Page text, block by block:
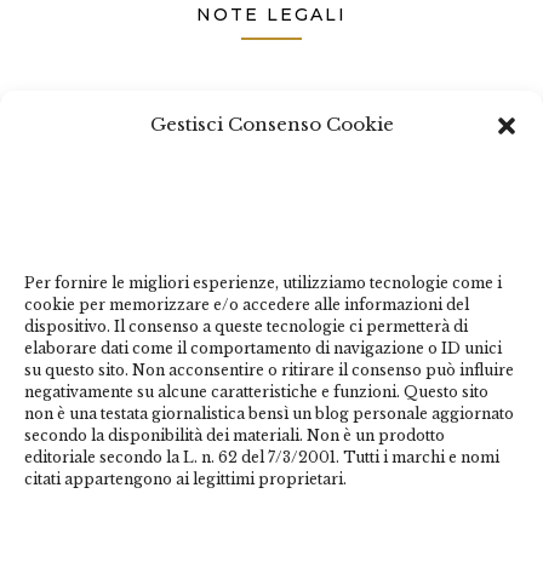
Gestisci Consenso Cookie
Per fornire le migliori esperienze, utilizziamo tecnologie come i
cookie per memorizzare e/o accedere alle informazioni del
dispositivo. Il consenso a queste tecnologie ci permetterà di
elaborare dati come il comportamento di navigazione o ID unici
su questo sito. Non acconsentire o ritirare il consenso può influire
negativamente su alcune caratteristiche e funzioni. Questo sito
non è una testata giornalistica bensì un blog personale aggiornato
secondo la disponibilità dei materiali. Non è un prodotto
editoriale secondo la L. n. 62 del 7/3/2001. Tutti i marchi e nomi
citati appartengono ai legittimi proprietari.
NOTE LEGALI
carattere periodico essendo aggiornato secondo la
marchi di terzi, nomi di prodotti, nomi commerciali,
nomi corporativi e società citati possono essere marchi
di proprietà dei rispettivi titolari o marchi registrati
d’altre società e sono stati utilizzati a puro scopo
esplicativo ed a beneficio del possessore, senza alcun
fine di violazione dei diritti di Copyright vigenti. Questo
sito utilizza solo cookie tecnici, in totale rispetto della